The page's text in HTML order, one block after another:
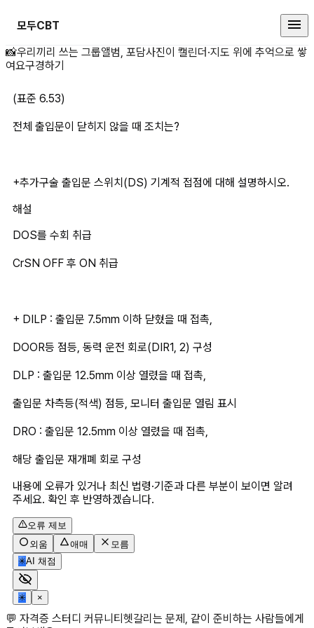
모두CBT
(표준 6.53)전체 출입문이 닫히지
📸우리끼리 쓰는 그룹앨범, 포담사진이 캘린더·지도 위에 추억으로 쌓
여요구경하기
(표준 6.53)
전체 출입문이 닫히지 않을 때 조치는?
+추가구술 출입문 스위치(DS) 기계적 접점에 대해 설명하시오.
해설
DOS를 수회 취급
CrSN OFF 후 ON 취급
+ DILP : 출입문 7.5mm 이하 닫혔을 때 접촉,
DOOR등 점등, 동력 운전 회로(DIR1, 2) 구성
DLP : 출입문 12.5mm 이상 열렸을 때 접촉,
출입문 차측등(적색) 점등, 모니터 출입문 열림 표시
DRO : 출입문 12.5mm 이상 열렸을 때 접촉,
해당 출입문 재개폐 회로 구성
내용에 오류가 있거나 최신 법령·기준과 다른 부분이 보이면 알려
주세요. 확인 후 반영하겠습니다.
오류 제보
외움
애매
모름
✳AI 채점
✳ ×
💬 자격증 스터디 커뮤니티헷갈리는 문제, 같이 준비하는 사람들에게